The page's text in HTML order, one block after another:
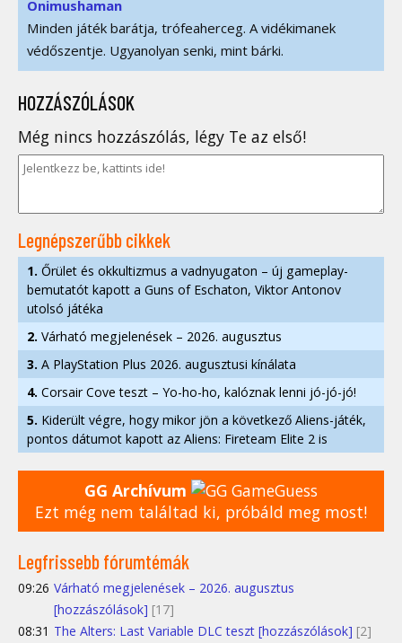
Onimushaman
Minden játék barátja, trófeaherceg. A vidékimanek
védőszentje. Ugyanolyan senki, mint bárki.
HOZZÁSZÓLÁSOK
Még nincs hozzászólás, légy Te az első!
Legnépszerűbb cikkek
1. Őrület és okkultizmus a vadnyugaton – új gameplay-
bemutatót kapott a Guns of Eschaton, Viktor Antonov
utolsó játéka
2. Várható megjelenések – 2026. augusztus
3. A PlayStation Plus 2026. augusztusi kínálata
4. Corsair Cove teszt – Yo-ho-ho, kalóznak lenni jó-jó-jó!
5. Kiderült végre, hogy mikor jön a következő Aliens-játék,
pontos dátumot kapott az Aliens: Fireteam Elite 2 is
GG Archívum
Ezt még nem találtad ki, próbáld meg most!
Legfrissebb fórumtémák
09:26 Várható megjelenések – 2026. augusztus
[hozzászólások] [17]
08:31 The Alters: Last Variable DLC teszt [hozzászólások] [2]